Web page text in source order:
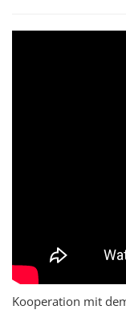
Kooperation mit